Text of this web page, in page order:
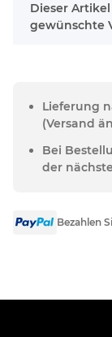
x
Dieser
gewünschte
Lieferung
(Versand
Bei
der
Bezahlen